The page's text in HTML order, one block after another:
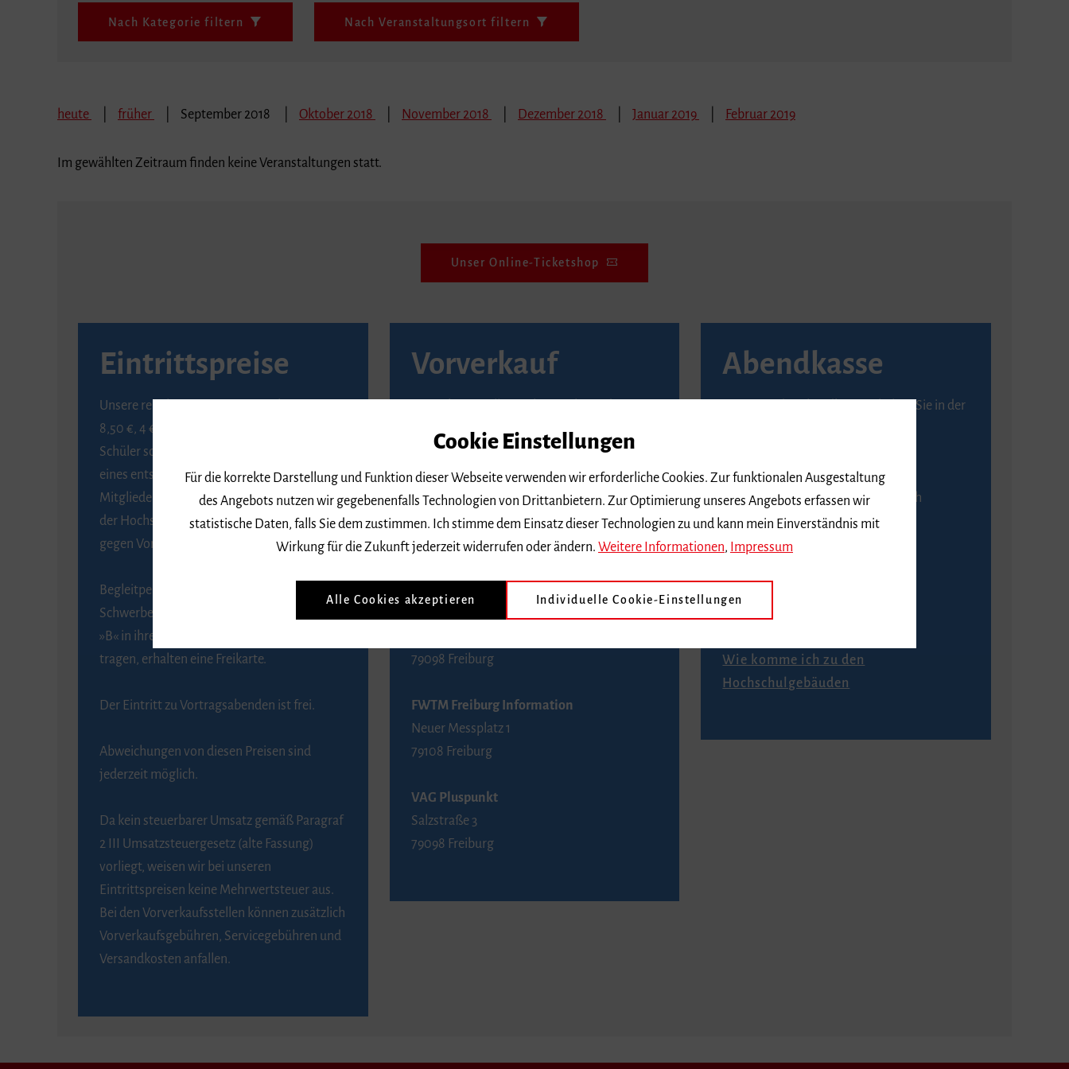
Nach Kategorie filtern Nach Veranstaltungsort filtern
heute früher September 2018 Oktober 2018 November 2018 Dezember 2018 Januar 2019 Februar 2019
Im gewählten Zeitraum finden keine Veranstaltungen statt.
Unser Online-Ticketshop
Eintrittspreise
Unsere regulären Eintrittspreise betragen
8,50 €, 4 € ermäßigt für Schülerinnen und
Schüler sowie Studierende gegen Vorlage
eines entsprechenden Nachweises, 6 € für
Mitglieder der Gesellschaft zur Förderung
der Hochschule für Musik Freiburg e. V.
gegen Vorlage des Mitgliedsausweises.
Begleitpersonen von Menschen mit
Schwerbehinderung, die das Merkzeichen
»B« in ihrem Schwerbehindertenausweis
tragen, erhalten eine Freikarte.
Der Eintritt zu Vortragsabenden ist frei.
Abweichungen von diesen Preisen sind
jederzeit möglich.
Da kein steuerbarer Umsatz gemäß Paragraf
2 III Umsatzsteuergesetz (alte Fassung)
vorliegt, weisen wir bei unseren
Eintrittspreisen keine Mehrwertsteuer aus.
Bei den Vorverkaufsstellen können zusätzlich
Vorverkaufsgebühren, Servicegebühren und
Versandkosten anfallen.
Vorverkauf
Seite von Reservix.
BZ-Kartenservice Freiburg
Kaiser-Joseph-Straße 229
79098 Freiburg
Telefon 0761 4968888 (Reservierungen sind
79098 Freiburg
FWTM Freiburg Information
Neuer Messplatz 1
79108 Freiburg
VAG Pluspunkt
Salzstraße 3
79098 Freiburg
Abendkasse
Karten an der Abendkasse erhalten Sie in der
An der Abendkasse ist ausschließlich
Barzahlung möglich.
Anfahrt
Wie komme ich zu den
Hochschulgebäuden
Cookie Einstellungen
Für die korrekte Darstellung und Funktion dieser Webseite verwenden wir erforderliche Cookies. Zur funktionalen Ausgestaltung
des Angebots nutzen wir gegebenenfalls Technologien von Drittanbietern. Zur Optimierung unseres Angebots erfassen wir
statistische Daten, falls Sie dem zustimmen. Ich stimme dem Einsatz dieser Technologien zu und kann mein Einverständnis mit
Wirkung für die Zukunft jederzeit widerrufen oder ändern. Weitere Informationen, Impressum
Alle Cookies akzeptieren Individuelle Cookie-Einstellungen